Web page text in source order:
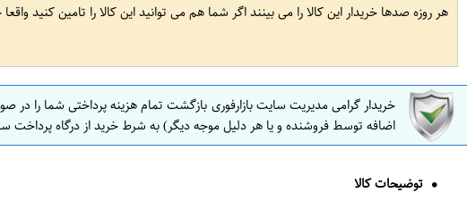
هر روزه صدها خریدار این کالا را می بینند اگر شما هم می توانید این کالا را تامین کنید
خریدار گرامی مدیریت سایت بازارفوری بازگشت تمام هزینه پرداختی شما را
اضافه توسط فروشنده و یا هر دلیل موجه دیگر) به شرط خرید از درگاه
توضیحات کالا